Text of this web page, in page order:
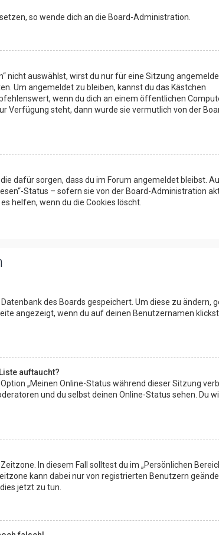
so wende dich an die Board-Administration.
nicht auswählst, wirst du nur für eine Sitzung
Um angemeldet zu bleiben, kannst du das Kästchen
wenn du dich an einem öffentlichen
Verfügung steht, dann wurde sie vermutlich von der
dafür sorgen, dass du im Forum angemeldet bleibst.
Status – sofern sie von der Board-Administration
helfen, wenn du die Cookies löscht.
des Boards gespeichert. Um diese zu ändern,
angezeigt, wenn du auf deinen Benutzernamen
auftaucht?
„Meinen Online-Status während dieser Sitzung
und du selbst deinen Online-Status sehen. Du
In diesem Fall solltest du im „Persönlichen
kann dabei nur von registrierten Benutzern
jetzt zu tun.